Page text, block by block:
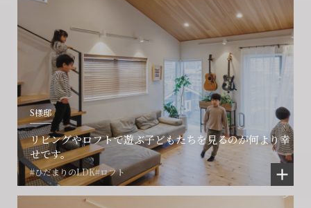
S様邸
リビングやロフトで遊ぶ子どもたちを見るのが何より幸
せです。
#ひだまりのLDK#ロフト